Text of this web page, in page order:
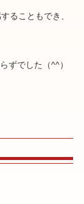
ることもでき、
ずでした（^^）